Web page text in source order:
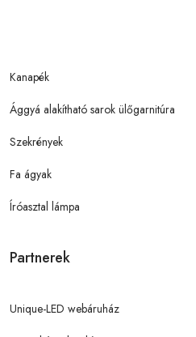
Kanapék
Ággyá alakítható sarok ülőgarnitúra
Szekrények
Fa ágyak
Íróasztal lámpa
Partnerek
Unique-LED webáruház